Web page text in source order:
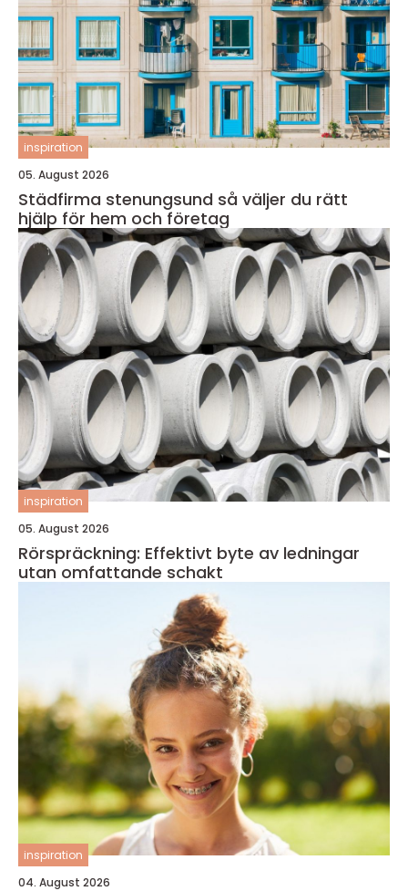
inspiration
05. August 2026
Städfirma stenungsund så väljer du rätt
hjälp för hem och företag
inspiration
05. August 2026
Rörspräckning: Effektivt byte av ledningar
utan omfattande schakt
inspiration
04. August 2026